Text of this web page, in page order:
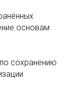
основам
сохранению